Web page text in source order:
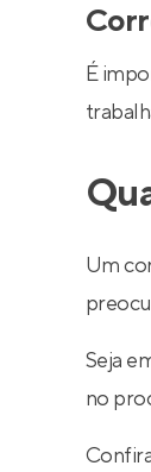
É
Um
Seja
no